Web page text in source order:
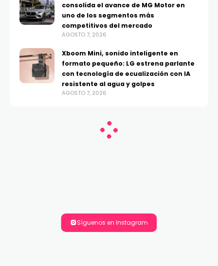
consolida el avance de MG Motor en
uno de los segmentos más
competitivos del mercado
AGOSTO 7, 2026
Xboom Mini, sonido inteligente en
formato pequeño: LG estrena parlante
con tecnología de ecualización con IA
resistente al agua y golpes
AGOSTO 7, 2026
Síguenos en Instagram